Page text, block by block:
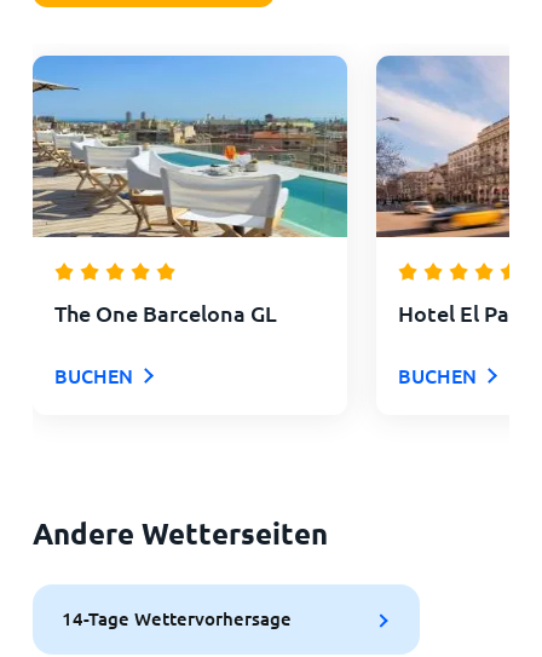
The One Barcelona GL
BUCHEN
Hotel El
BUCHEN
Andere Wetterseiten
14-Tage Wettervorhersage